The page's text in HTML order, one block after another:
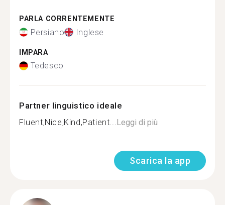
PARLA CORRENTEMENTE
Persiano Inglese
IMPARA
Tedesco
Partner linguistico ideale
Fluent,Nice,Kind,Patient...Leggi di più
Scarica la app